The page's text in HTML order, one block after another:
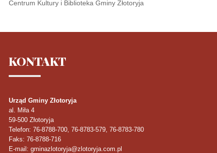
Centrum Kultury i Biblioteka Gminy Złotoryja
KONTAKT
Urząd Gminy Złotoryja
al. Miła 4
59-500 Złotoryja
Telefon: 76-8788-700, 76-8783-579, 76-8783-780
Faks: 76-8788-716
E-mail: gminazlotoryja@zlotoryja.com.pl